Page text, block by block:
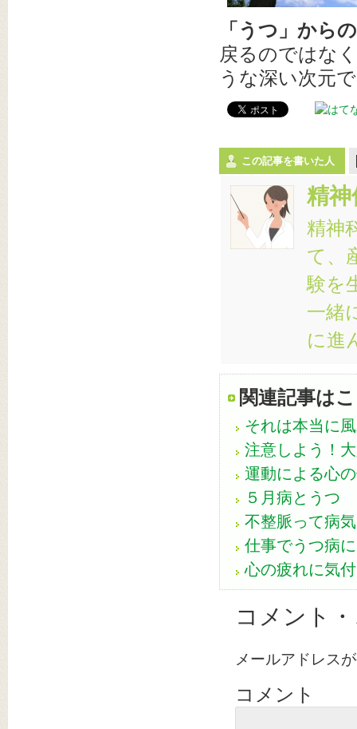
「うつ」から
戻るのではな
うな深い次元
この記事を書いた人
精神
精神
て、
験を
一緒
に進
関連記事は
それは本当に
注意しよう！
運動による心
５月病とうつ
不整脈って病
仕事でうつ病
心の疲れに気
コメント
メールアドレス
コメント